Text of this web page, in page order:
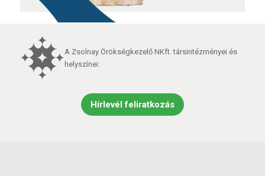
A Zsolnay Örökségkezelő NKft. társintézményei és
helyszínei:
Hírlevél feliratkozás